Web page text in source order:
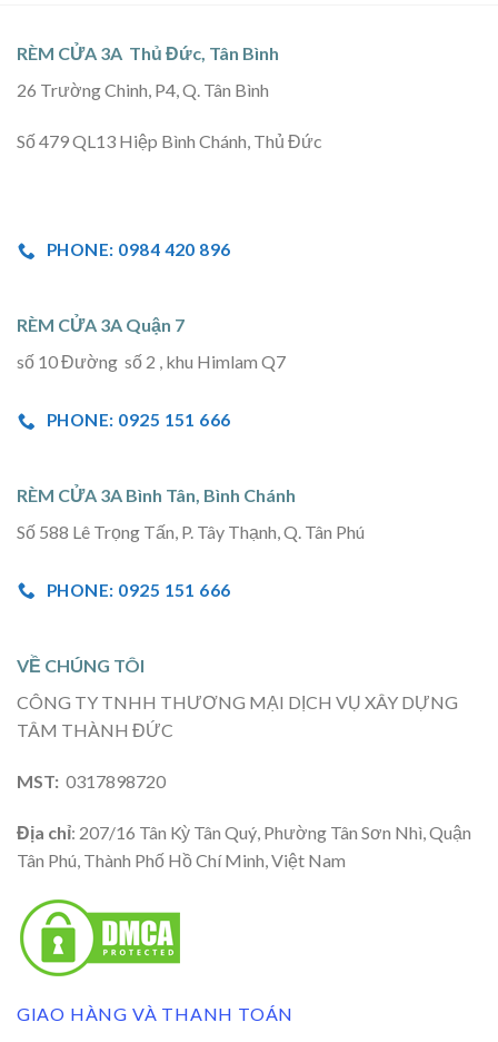
RÈM CỬA 3A Thủ Đức, Tân Bình
26 Trường Chinh, P4, Q. Tân Bình
Số 479 QL13 Hiệp Bình Chánh, Thủ Đức
PHONE: 0984 420 896
RÈM CỬA 3A Quận 7
số 10 Đường số 2 , khu Himlam Q7
PHONE: 0925 151 666
RÈM CỬA 3A Bình Tân, Bình Chánh
Số 588 Lê Trọng Tấn, P. Tây Thạnh, Q. Tân Phú
PHONE: 0925 151 666
VỀ CHÚNG TÔI
CÔNG TY TNHH THƯƠNG MẠI DỊCH VỤ XÂY DỰNG
TÂM THÀNH ĐỨC
MST: 0317898720
Địa chỉ: 207/16 Tân Kỳ Tân Quý, Phường Tân Sơn Nhì, Quận
Tân Phú, Thành Phố Hồ Chí Minh, Việt Nam
GIAO HÀNG VÀ THANH TOÁN